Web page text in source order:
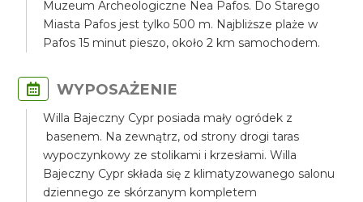
Muzeum Archeologiczne Nea Pafos. Do Starego
Miasta Pafos jest tylko 500 m. Najbliższe plaże w
Pafos 15 minut pieszo, około 2 km samochodem.
WYPOSAŻENIE
Willa Bajeczny Cypr posiada mały ogródek z
basenem. Na zewnątrz, od strony drogi taras
wypoczynkowy ze stolikami i krzesłami. Willa
Bajeczny Cypr składa się z klimatyzowanego salonu
dziennego ze skórzanym kompletem